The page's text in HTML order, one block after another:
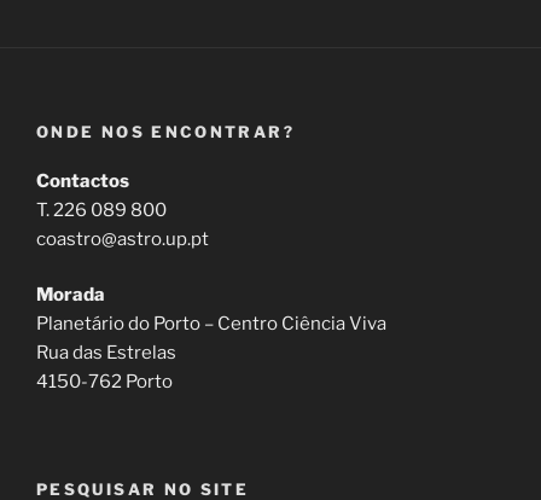
ONDE NOS ENCONTRAR?
Contactos
T. 226 089 800
coastro@astro.up.pt
Morada
Planetário do Porto – Centro Ciência Viva
Rua das Estrelas
4150-762 Porto
PESQUISAR NO SITE